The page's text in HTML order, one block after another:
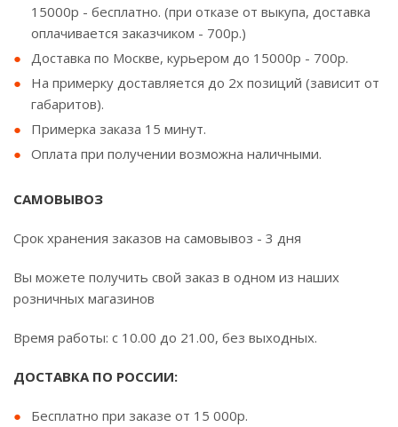
15000р - бесплатно. (при отказе от выкупа, доставка
оплачивается заказчиком - 700р.)
Доставка по Москве, курьером до 15000р - 700р.
На примерку доставляется до 2х позиций (зависит от
габаритов).
Примерка заказа 15 минут.
Оплата при получении возможна наличными.
САМОВЫВОЗ
Срок хранения заказов на самовывоз - 3 дня
Вы можете получить свой заказ в одном из наших
розничных магазинов
Время работы: с 10.00 до 21.00, без выходных.
ДОСТАВКА ПО РОССИИ:
Бесплатно при заказе от 15 000р.